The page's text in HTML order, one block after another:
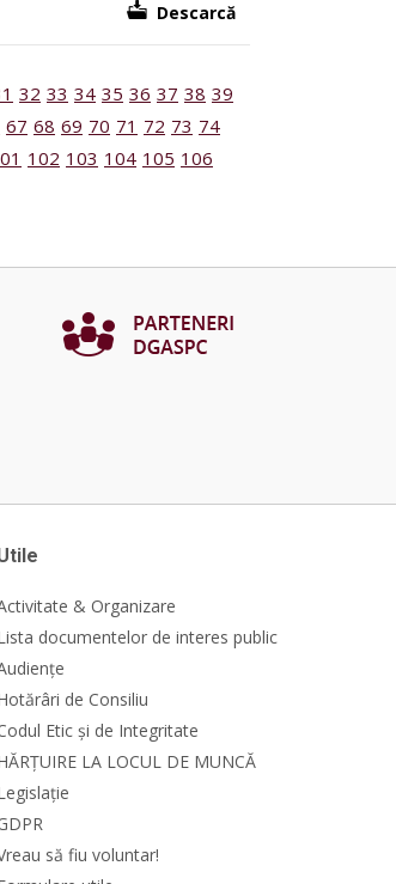
Descarcă
32 33 34 35 36 37 38 39
67 68 69 70 71 72 73 74
102 103 104 105 106
& Organizare
documentelor de interes public
de Consiliu
Etic și de Integritate
LA LOCUL DE MUNCĂ
să fiu voluntar!